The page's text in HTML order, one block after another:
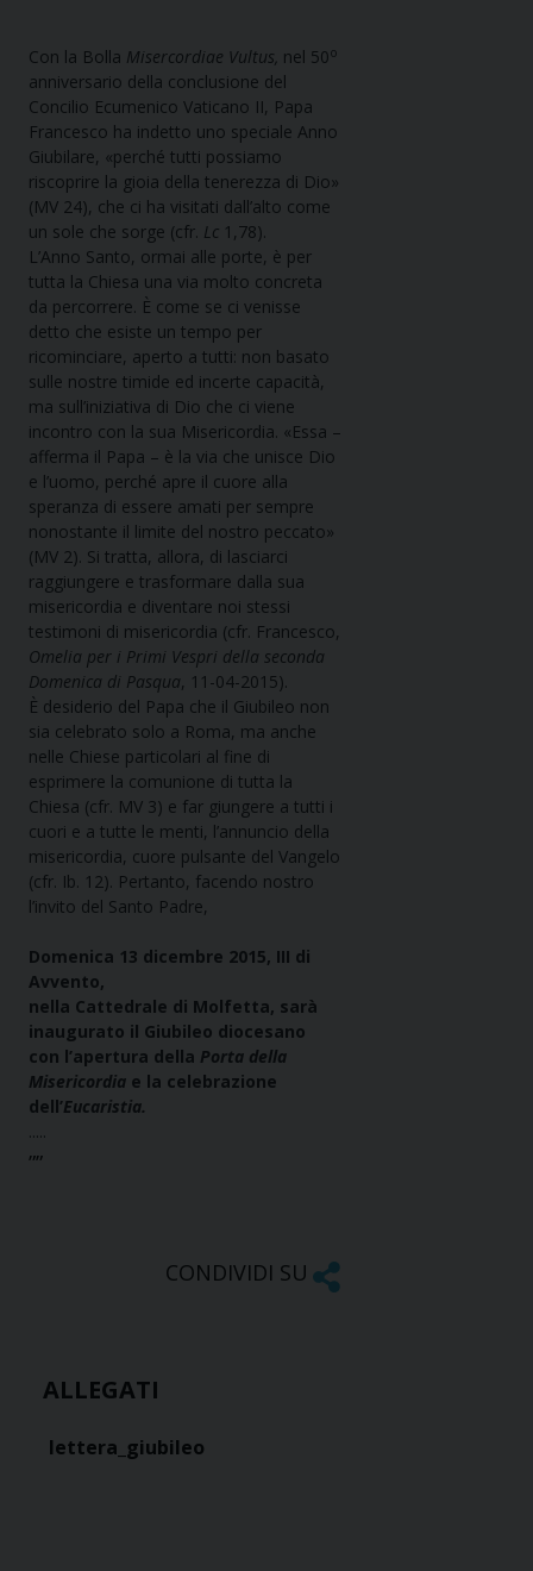
Con la Bolla Misercordiae Vultus, nel 50o
anniversario della conclusione del
Concilio Ecumenico Vaticano II, Papa
Francesco ha indetto uno speciale Anno
Giubilare, «perché tutti possiamo
riscoprire la gioia della tenerezza di Dio»
(MV 24), che ci ha visitati dall’alto come
un sole che sorge (cfr. Lc 1,78).
L’Anno Santo, ormai alle porte, è per
tutta la Chiesa una via molto concreta
da percorrere. È come se ci venisse
detto che esiste un tempo per
ricominciare, aperto a tutti: non basato
sulle nostre timide ed incerte capacità,
ma sull’iniziativa di Dio che ci viene
incontro con la sua Misericordia. «Essa –
afferma il Papa – è la via che unisce Dio
e l’uomo, perché apre il cuore alla
speranza di essere amati per sempre
nonostante il limite del nostro peccato»
(MV 2). Si tratta, allora, di lasciarci
raggiungere e trasformare dalla sua
misericordia e diventare noi stessi
testimoni di misericordia (cfr. Francesco,
Omelia per i Primi Vespri della seconda
Domenica di Pasqua, 11-04-2015).
È desiderio del Papa che il Giubileo non
sia celebrato solo a Roma, ma anche
nelle Chiese particolari al fine di
esprimere la comunione di tutta la
Chiesa (cfr. MV 3) e far giungere a tutti i
cuori e a tutte le menti, l’annuncio della
misericordia, cuore pulsante del Vangelo
(cfr. Ib. 12). Pertanto, facendo nostro
l’invito del Santo Padre,
Domenica 13 dicembre 2015, III di
Avvento,
nella Cattedrale di Molfetta, sarà
inaugurato il Giubileo diocesano
con l’apertura della Porta della
Misericordia e la celebrazione
dell’Eucaristia.
.....
””
CONDIVIDI SU
ALLEGATI
lettera_giubileo